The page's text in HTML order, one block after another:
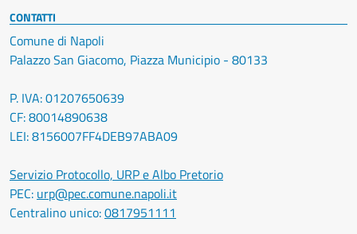
CONTATTI
Comune di Napoli
Palazzo San Giacomo, Piazza Municipio - 80133
P. IVA: 01207650639
CF: 80014890638
LEI: 8156007FF4DEB97ABA09
Servizio Protocollo, URP e Albo Pretorio
PEC: urp@pec.comune.napoli.it
Centralino unico:0817951111